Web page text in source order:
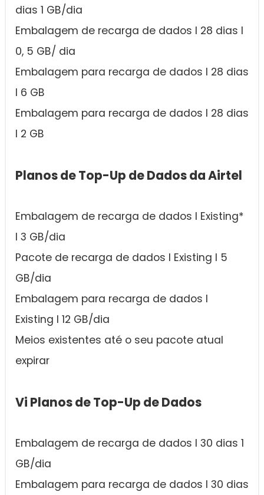
dias 1 GB/dia
Embalagem de recarga de dados I 28 dias I
0, 5 GB/ dia
Embalagem para recarga de dados I 28 dias
I 6 GB
Embalagem para recarga de dados I 28 dias
I 2 GB
Planos de Top-Up de Dados da Airtel
Embalagem de recarga de dados I Existing*
I 3 GB/dia
Pacote de recarga de dados I Existing I 5
GB/dia
Embalagem para recarga de dados I
Existing I 12 GB/dia
Meios existentes até o seu pacote atual
expirar
Vi Planos de Top-Up de Dados
Embalagem de recarga de dados I 30 dias 1
GB/dia
Embalagem para recarga de dados I 30 dias